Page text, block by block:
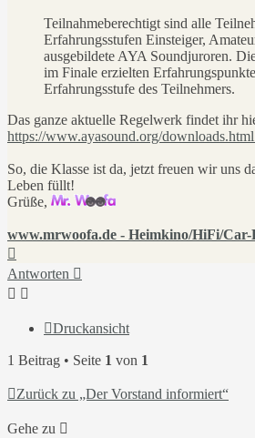
Teilnahmeberechtigt sind alle
Erfahrungsstufen Einsteiger,
ausgebildete AYA Soundjuroren.
im Finale erzielten
Erfahrungsstufe des Teilnehmers.
Das ganze aktuelle Regelwerk findet ihr
https://www.ayasound.org/
So, die Klasse ist da, jetzt freuen wir uns
Leben füllt!
Grüße,
www.mrwoofa.de - Heimkino/HiFi/Car-
oben
Antworten
Druckansicht
1 Beitrag • Seite 1 von 1
Zurück zu „Der Vorstand informiert“
Gehe zu